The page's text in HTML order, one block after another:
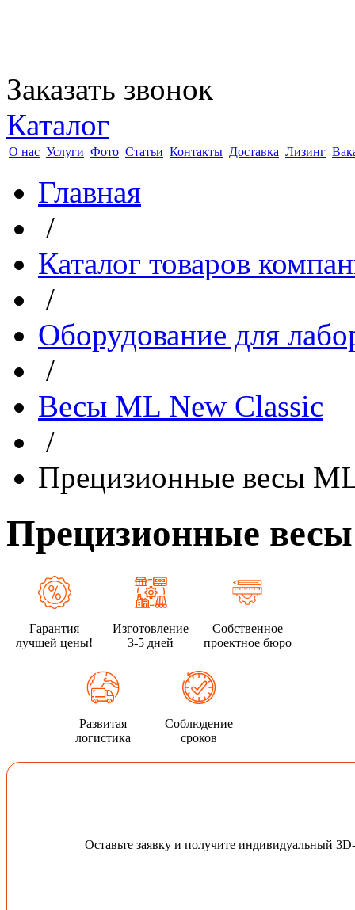
Заказать звонок
Каталог
О нас Услуги Фото Статьи Контакты Доставка Лизинг
Главная
/
Каталог товаров
/
Оборудование для
/
Весы ML New Classic
/
Прецизионные весы
Прецизионные
Гарантия
лучшей цены!
Изготовление
3-5 дней
Собственное
проектное бюро
Развитая
логистика
Соблюдение
сроков
Оставьте заявку и получите индивидуальный